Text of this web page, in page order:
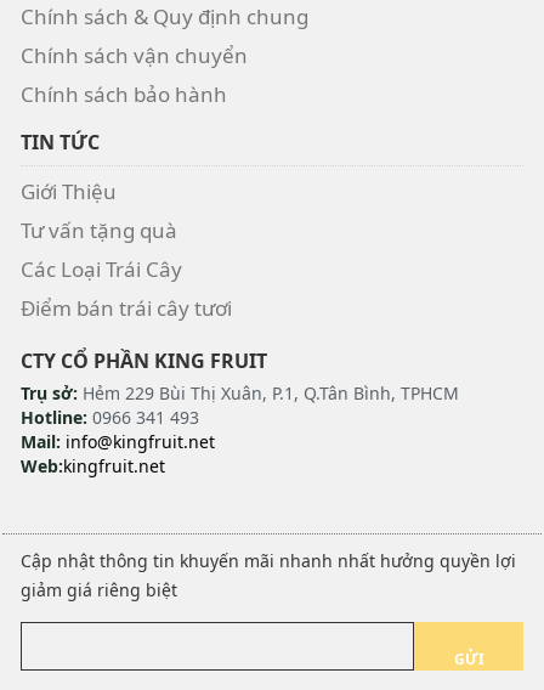
Chính sách & Quy định chung
Chính sách vận chuyển
Chính sách bảo hành
TIN TỨC
Giới Thiệu
Tư vấn tặng quà
Các Loại Trái Cây
Điểm bán trái cây tươi
CTY CỔ PHẦN KING FRUIT
Trụ sở: Hẻm 229 Bùi Thị Xuân, P.1, Q.Tân Bình, TPHCM
Hotline: 0966 341 493
Mail: info@kingfruit.net
Web:kingfruit.net
Cập nhật thông tin khuyến mãi nhanh nhất hưởng quyền lợi
giảm giá riêng biệt
GỬI